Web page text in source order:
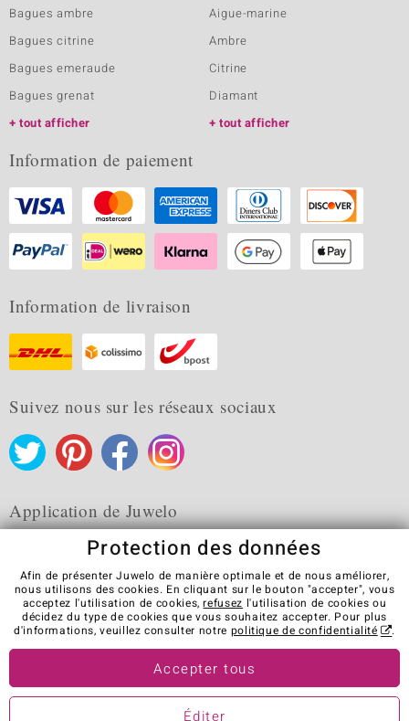
Bagues ambre
Bagues citrine
Bagues emeraude
Bagues grenat
tout afficher
Aigue-marine
Ambre
Citrine
Diamant
tout afficher
Information de paiement
Information de livraison
Suivez nous sur les réseaux sociaux
Application de Juwelo
CGV Protection des données
Cookies
Mentions légales
Contact
Révocation du contrat
Visit our stores in other countries:
Protection des données
Afin de présenter Juwelo de manière optimale et de nous améliorer,
nous utilisons des cookies. En cliquant sur le bouton "accepter", vous
acceptez l'utilisation de cookies,refusez l'utilisation de cookies ou
décidez du type de cookies que vous souhaitez accepter. Pour plus
d'informations, veuillez consulter notre politique de confidentialité .
Accepter tous
Éditer